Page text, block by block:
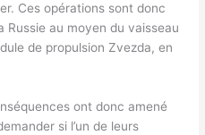
Ces opérations sont donc
au moyen du vaisseau
de propulsion Zvezda, en
ont donc amené
si l’un de leurs